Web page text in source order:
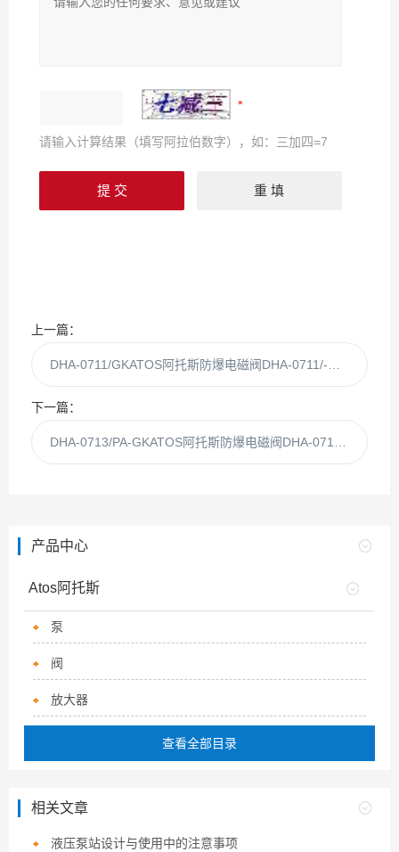
请输入计算结果（填写阿拉伯数字），如：三加四=7
上一篇：
下一篇：
产品中心
Atos阿托斯
泵
阀
放大器
查看全部目录
相关文章
液压泵站设计与使用中的注意事项